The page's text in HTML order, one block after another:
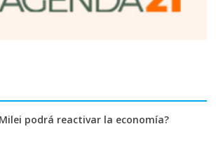
podrá reactivar la economía?